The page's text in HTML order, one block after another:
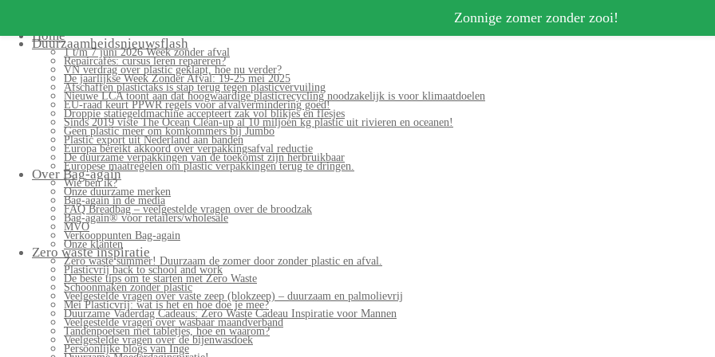
Home
Duurzaamheidsnieuwsflash
1 t/m 7 juni 2026 Week zonder afval
Repaircafés: cursus leren repareren?
VN verdrag over plastic geklapt, hoe nu verder?
De jaarlijkse Week Zonder Afval: 19-25 mei 2025
Afschaffen plastictaks is stap terug tegen plasticvervuiling
Nieuwe LCA toont aan dat hoogwaardige plasticrecycling noodzakelijk is voor klimaatdoelen
EU-raad keurt PPWR regels voor afvalvermindering goed!
Droppie statiegeldmachine accepteert zak vol blikjes en flesjes
Sinds 2019 viste The Ocean Clean-up al 10 miljoen kg plastic uit rivieren en oceanen!
Geen plastic meer om komkommers bij Jumbo
Plastic export uit Nederland aan banden
Europa bereikt akkoord over verpakkingsafval reductie
De duurzame verpakkingen van de toekomst zijn herbruikbaar
Europese maatregelen om plastic verpakkingen terug te dringen.
Over Bag-again
Wie ben ik?
Onze duurzame merken
Bag-again in de media
FAQ Breadbag – veelgestelde vragen over de broodzak
Bag-again® voor retailers/wholesale
MVO
Verkooppunten Bag-again
Onze klanten
Zero waste inspiratie
Zero waste summer! Duurzaam de zomer door zonder plastic en afval.
Plasticvrij back to school and work
De beste tips om te starten met Zero Waste
Schoonmaken zonder plastic
Veelgestelde vragen over vaste zeep (blokzeep) – duurzaam en palmolievrij
Mei Plasticvrij: wat is het en hoe doe je mee?
Duurzame Vaderdag Cadeaus: Zero Waste Cadeau Inspiratie voor Mannen
Veelgestelde vragen over wasbaar maandverband
Tandenpoetsen met tabletjes, hoe en waarom?
Veelgestelde vragen over de bijenwasdoek
Persoonlijke blogs van Inge
Zonnige zomer zonder zooi!